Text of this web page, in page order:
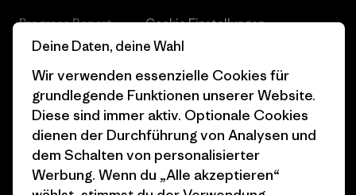
Progress Report
Business Unusual
Klimaziele
1% For The Planet
Wie wir finanzieren
Geschenkgutscheine
Cookie Einstellungen
Karriere
Pressekontakt
Industry program
Affiliate-Programm
Patagonia Österreich
Deine Daten, deine Wahl
Wir verwenden essenzielle Cookies für
grundlegende Funktionen unserer Website.
Diese sind immer aktiv. Optionale Cookies
dienen der Durchführung von Analysen und
dem Schalten von personalisierter
Werbung. Wenn du „Alle akzeptieren“